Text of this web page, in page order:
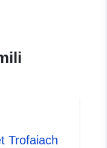
Trofaiach